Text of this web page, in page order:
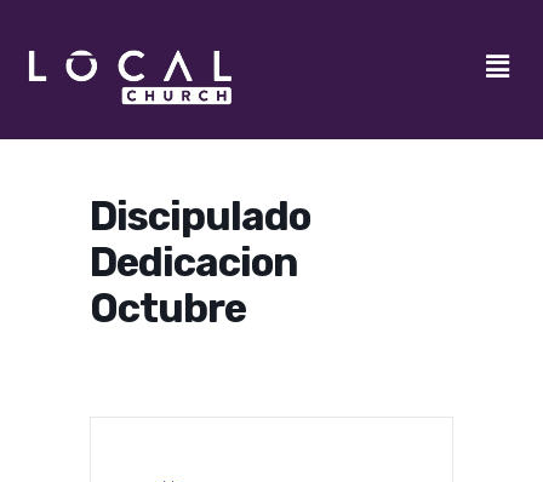
Discipulado
Dedicacion
Octubre